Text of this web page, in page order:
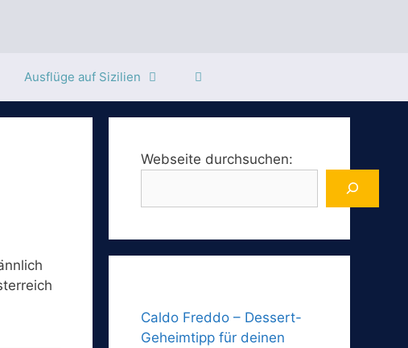
Ausflüge auf Sizilien
Webseite durchsuchen:
Caldo Freddo – Dessert-
Geheimtipp für deinen